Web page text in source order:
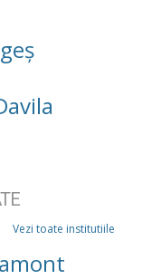
Vezi toate institutiile